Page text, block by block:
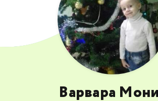
Варвара